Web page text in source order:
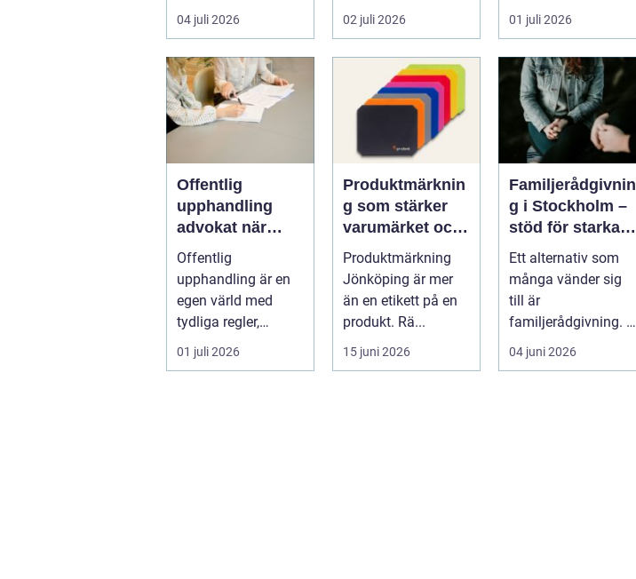
projektor. Företag
letar efter plats...
04 juli 2026
sig från punkt A till
punkt B. M...
02 juli 2026
gammalt skrot. I
varje katalysator...
01 juli 2026
Offentlig
upphandling
advokat när
juridik möter
affär
Offentlig
upphandling är en
egen värld med
tydliga regler,
formella krav och
hårda tidsfrister. För
01 juli 2026
Produktmärknin
g som stärker
varumärket och
underlättar
vardagen
Produktmärkning
Jönköping är mer
än en etikett på en
produkt. Rä...
15 juni 2026
Familjerådgivnin
g i Stockholm –
stöd för starkare
relationer
Ett alternativ som
många vänder sig
till är
familjerådgivning. I
Stockholm fin...
04 juni 2026